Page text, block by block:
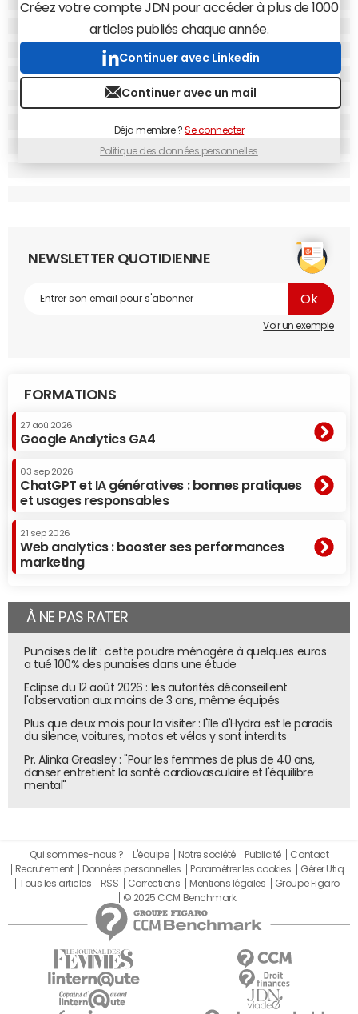
Créez votre compte JDN pour accéder à plus de 1000
articles publiés chaque année.
Continuer avec Linkedin
Continuer avec un mail
Déja membre ?Se connecter
Politique des données personnelles
NEWSLETTER QUOTIDIENNE
Voir un exemple
FORMATIONS
27 aoû 2026
Google Analytics GA4
03 sep 2026
ChatGPT et IA génératives : bonnes pratiques
et usages responsables
21 sep 2026
Web analytics : booster ses performances
marketing
À NE PAS RATER
Punaises de lit : cette poudre ménagère à quelques euros
a tué 100% des punaises dans une étude
Eclipse du 12 août 2026 : les autorités déconseillent
l'observation aux moins de 3 ans, même équipés
Plus que deux mois pour la visiter : l'île d'Hydra est le paradis
du silence, voitures, motos et vélos y sont interdits
Pr. Alinka Greasley : "Pour les femmes de plus de 40 ans,
danser entretient la santé cardiovasculaire et l'équilibre
mental"
Qui sommes-nous ? L'équipe Notre société Publicité
Contact
Recrutement
Données personnelles Paramétrer les cookies
Gérer Utiq
Tous les articles
RSS Corrections Mentions légales
Groupe Figaro
© 2025 CCM Benchmark